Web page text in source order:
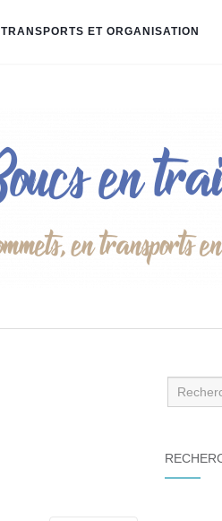
TRANSPORTS ET ORGANISATION
Recherche
: